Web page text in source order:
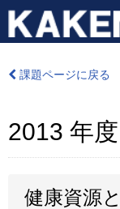
課題ページに戻る
2013 年
健康資源